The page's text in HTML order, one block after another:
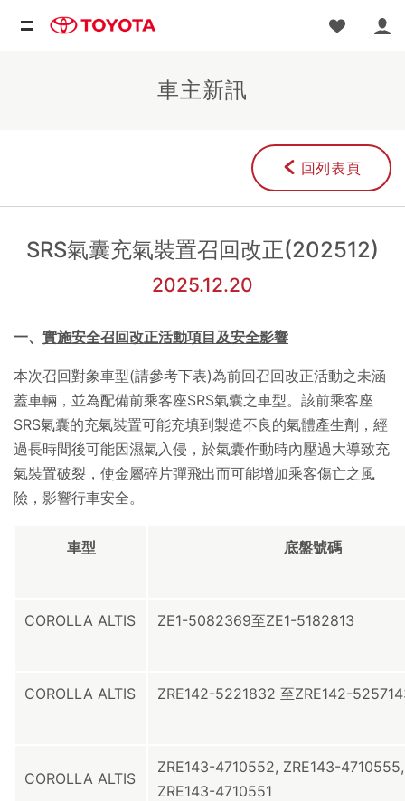
車主新訊
回列表頁
SRS氣囊充氣裝置召回改正(202512)
2025.12.20
一、 實施安全召回改正活動項目及安全影響
本次召回對象車型(請參考下表)為前回召回改正活動之未涵
蓋車輛，並為配備前乘客座SRS氣囊之車型。該前乘客座
SRS氣囊的充氣裝置可能充填到製造不良的氣體產生劑，經
過長時間後可能因濕氣入侵，於氣囊作動時內壓過大導致充
氣裝置破裂，使金屬碎片彈飛出而可能增加乘客傷亡之風
險，影響行車安全。
車型 底盤號碼
COROLLA ALTIS ZE1-5082369至ZE1-5182813
COROLLA ALTIS ZRE142-5221832 至ZRE142-
COROLLA ALTIS
ZRE143-4710552, ZRE143-
ZRE143-4710551